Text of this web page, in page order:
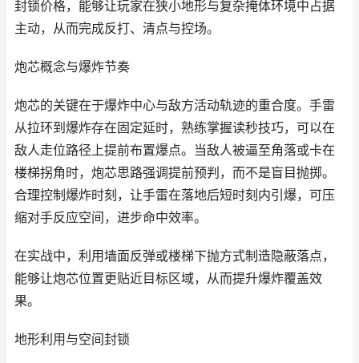
封锁价格，能够让玩家在狭小地形与复杂掩体环境中占据
主动，从而完成反打、清点与控场。
炮芯概念与爆炸节奏
炮芯的关键在于爆炸中心与敌方活动轨迹的重合度。手雷
从拉环到爆炸存在固定延时，熟练掌握读秒技巧，可以在
敌人走位路径上提前布置爆点。当敌人被逼至角落或卡在
楼梯拐角时，炮芯思路强调提前预判，而不是盲目抛掷。
合理控制爆炸时刻，让手雷在落地后短时刻内引爆，可压
缩对手反应空间，进步命中效率。
在实战中，利用墙面反弹或楼梯下抛方式制造隐蔽落点，
能够让炮芯位置更贴近目标区域，从而提升爆炸覆盖效
果。
地形利用与空间封锁